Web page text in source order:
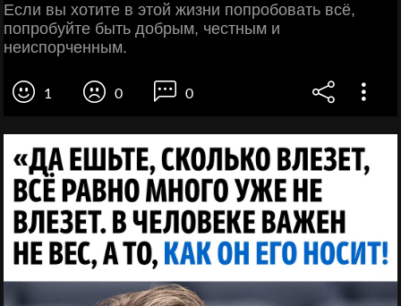
Если вы хотите в этой жизни попробовать всё,
попробуйте быть добрым, честным и
неиспорченным.
1 0 0